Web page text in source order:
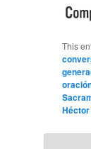
This
Héctor